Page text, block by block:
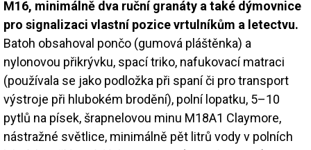
M16, minimálně dva ruční granáty a také dýmovnice
pro signalizaci vlastní pozice vrtulníkům a letectvu.
Batoh obsahoval pončo (gumová pláštěnka) a
nylonovou přikrývku, spací triko, nafukovací matraci
(používala se jako podložka při spaní či pro transport
výstroje při hlubokém brodění), polní lopatku, 5–10
pytlů na písek, šrapnelovou minu M18A1 Claymore,
nástražné světlice, minimálně pět litrů vody v polních